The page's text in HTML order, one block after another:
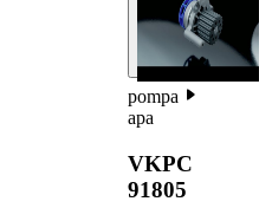
pompa
apa
VKPC
91805